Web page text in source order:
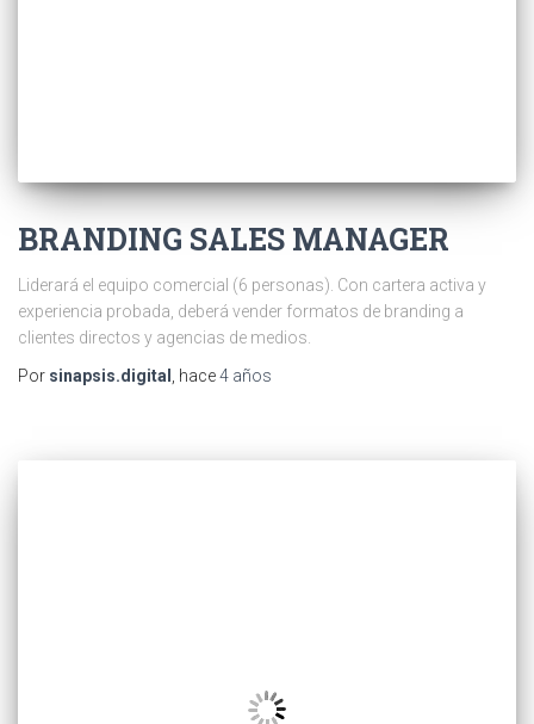
BRANDING SALES MANAGER
Liderará el equipo comercial (6 personas). Con cartera activa y
experiencia probada, deberá vender formatos de branding a
clientes directos y agencias de medios.
Por sinapsis.digital , hace4 años